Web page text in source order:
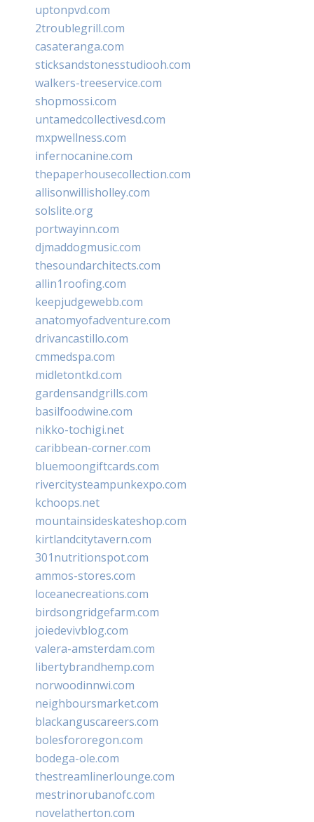
uptonpvd.com
2troublegrill.com
casateranga.com
sticksandstonesstudiooh.com
walkers-treeservice.com
shopmossi.com
untamedcollectivesd.com
mxpwellness.com
infernocanine.com
thepaperhousecollection.com
allisonwillisholley.com
solslite.org
portwayinn.com
djmaddogmusic.com
thesoundarchitects.com
allin1roofing.com
keepjudgewebb.com
anatomyofadventure.com
drivancastillo.com
cmmedspa.com
midletontkd.com
gardensandgrills.com
basilfoodwine.com
nikko-tochigi.net
caribbean-corner.com
bluemoongiftcards.com
rivercitysteampunkexpo.com
kchoops.net
mountainsideskateshop.com
kirtlandcitytavern.com
301nutritionspot.com
ammos-stores.com
loceanecreations.com
birdsongridgefarm.com
joiedevivblog.com
valera-amsterdam.com
libertybrandhemp.com
norwoodinnwi.com
neighboursmarket.com
blackanguscareers.com
bolesfororegon.com
bodega-ole.com
thestreamlinerlounge.com
mestrinorubanofc.com
novelatherton.com